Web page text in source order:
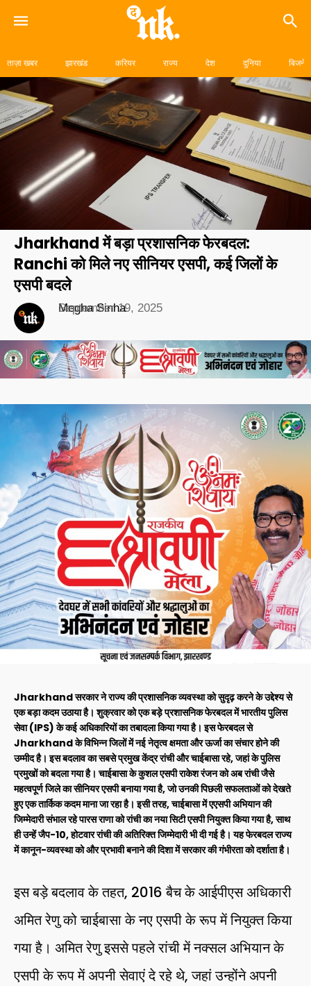
ताज़ा खबर झारखंड करियर राज्य देश दुनिया बिजनेस
Jharkhand में बड़ा प्रशासनिक फेरबदल:
Ranchi को मिले नए सीनियर एसपी, कई जिलों के
एसपी बदले
Megha Sinha
September 19, 2025
Jharkhand सरकार ने राज्य की प्रशासनिक व्यवस्था को सुदृढ़ करने के उद्देश्य से
एक बड़ा कदम उठाया है। शुक्रवार को एक बड़े प्रशासनिक फेरबदल में भारतीय पुलिस
सेवा (IPS) के कई अधिकारियों का तबादला किया गया है। इस फेरबदल से
Jharkhand के विभिन्न जिलों में नई नेतृत्व क्षमता और ऊर्जा का संचार होने की
उम्मीद है। इस बदलाव का सबसे प्रमुख केंद्र रांची और चाईबासा रहे, जहां के पुलिस
प्रमुखों को बदला गया है। चाईबासा के कुशल एसपी राकेश रंजन को अब रांची जैसे
महत्वपूर्ण जिले का सीनियर एसपी बनाया गया है, जो उनकी पिछली सफलताओं को देखते
हुए एक तार्किक कदम माना जा रहा है। इसी तरह, चाईबासा में एएसपी अभियान की
जिम्मेदारी संभाल रहे पारस राणा को रांची का नया सिटी एसपी नियुक्त किया गया है, साथ
ही उन्हें जैप-10, होटवार रांची की अतिरिक्त जिम्मेदारी भी दी गई है। यह फेरबदल राज्य
में कानून-व्यवस्था को और प्रभावी बनाने की दिशा में सरकार की गंभीरता को दर्शाता है।
इस बड़े बदलाव के तहत, 2016 बैच के आईपीएस अधिकारी
अमित रेणु को चाईबासा के नए एसपी के रूप में नियुक्त किया
गया है। अमित रेणु इससे पहले रांची में नक्सल अभियान के
एसपी के रूप में अपनी सेवाएं दे रहे थे, जहां उन्होंने अपनी